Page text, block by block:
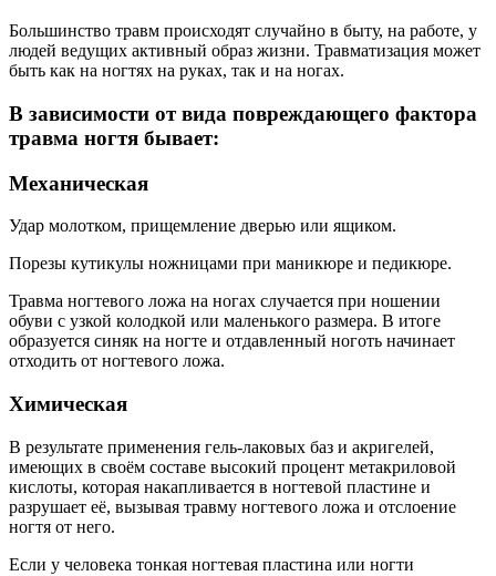
Большинство травм происходят случайно в быту, на работе, у
людей ведущих активный образ жизни. Травматизация может
быть как на ногтях на руках, так и на ногах.
В зависимости от вида повреждающего фактора
травма ногтя бывает:
Механическая
Удар молотком, прищемление дверью или ящиком.
Порезы кутикулы ножницами при маникюре и педикюре.
Травма ногтевого ложа на ногах случается при ношении
обуви с узкой колодкой или маленького размера. В итоге
образуется синяк на ногте и отдавленный ноготь начинает
отходить от ногтевого ложа.
Химическая
В результате применения гель-лаковых баз и акригелей,
имеющих в своём составе высокий процент метакриловой
кислоты, которая накапливается в ногтевой пластине и
разрушает её, вызывая травму ногтевого ложа и отслоение
ногтя от него.
Если у человека тонкая ногтевая пластина или ногти